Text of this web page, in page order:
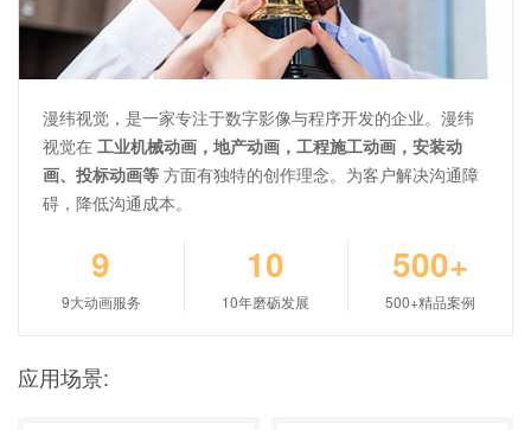
漫纬视觉，是一家专注于数字影像与程序开发的企业。漫纬
视觉在 工业机械动画，地产动画，工程施工动画，安装动
画、投标动画等 方面有独特的创作理念。为客户解决沟通障
碍，降低沟通成本。
9
9大动画服务
10
10年磨砺发展
500+
500+精品案例
应用场景: